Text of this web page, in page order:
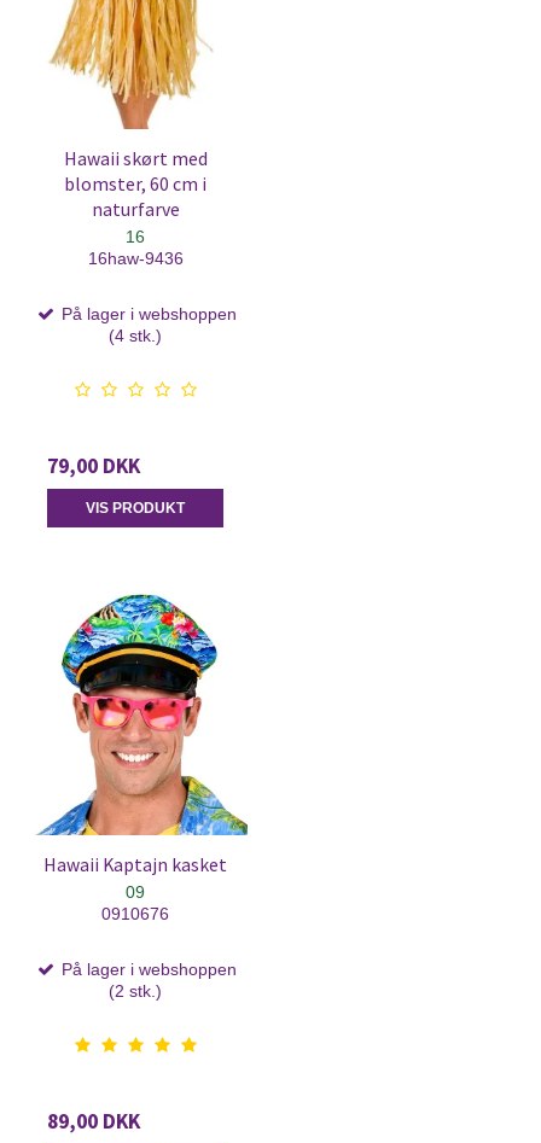
Hawaii skørt med
blomster, 60 cm i
naturfarve
16
16haw-9436
På lager i webshoppen
(4 stk.)
79,00 DKK
VIS PRODUKT
Hawaii Kaptajn kasket
09
0910676
På lager i webshoppen
(2 stk.)
89,00 DKK